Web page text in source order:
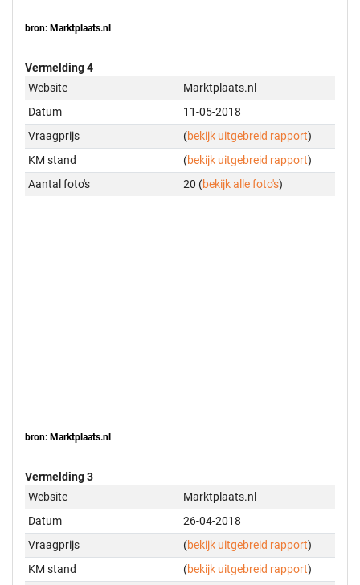
bron: Marktplaats.nl
Vermelding 4
Website
Marktplaats.nl
Datum
11-05-2018
Vraagprijs
(bekijk uitgebreid rapport)
KM stand
(bekijk uitgebreid rapport)
Aantal foto's
20 (bekijk alle foto's)
bron: Marktplaats.nl
Vermelding 3
Website
Marktplaats.nl
Datum
26-04-2018
Vraagprijs
(bekijk uitgebreid rapport)
KM stand
(bekijk uitgebreid rapport)